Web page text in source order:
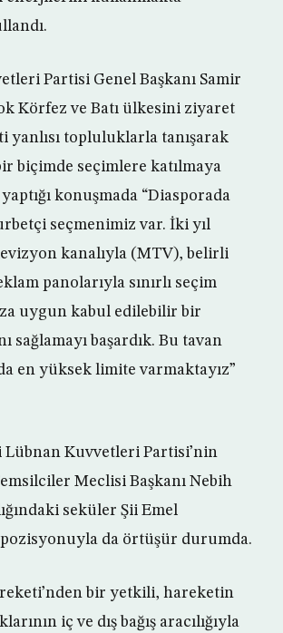
Partisi Genel Başkanı Samir
Körfez ve Batı ülkesini ziyaret
yanlısı topluluklarla tanışarak
biçimde seçimlere katılmaya
yaptığı konuşmada “Diasporada
seçmenimiz var. İki yıl
kanalıyla (MTV), belirli
panolarıyla sınırlı seçim
uygun kabul edilebilir bir
sağlamayı başardık. Bu tavan
en yüksek limite varmaktayız”
Lübnan Kuvvetleri Partisi’nin
Meclisi Başkanı Nebih
seküler Şii Emel
da örtüşür durumda.
bir yetkili, hareketin
iç ve dış bağış aracılığıyla